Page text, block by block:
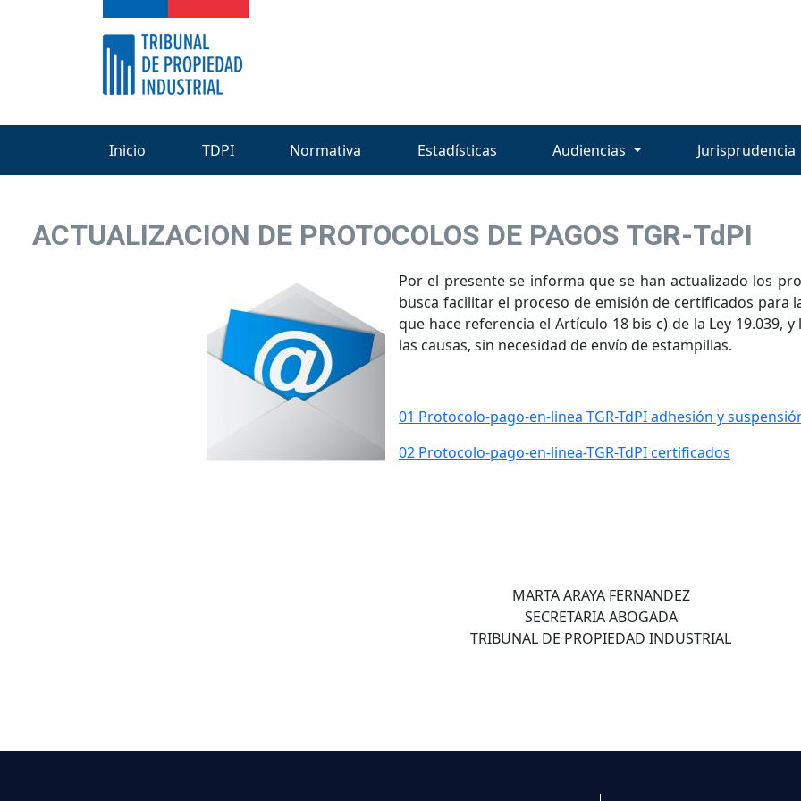
Inicio TDPI Normativa Estadísticas Audiencias Jurisprudencia
ACTUALIZACION DE PROTOCOLOS DE PAGOS TGR-TdPI
Por el presente se informa que se han actualizado los
busca facilitar el proceso de emisión de certificados para
que hace referencia el Artículo 18 bis c) de la Ley 19.039,
las causas, sin necesidad de envío de estampillas.
01 Protocolo-pago-en-linea TGR-TdPI adhesión y
02 Protocolo-pago-en-linea-TGR-TdPI certificados
MARTA ARAYA FERNANDEZ
SECRETARIA ABOGADA
TRIBUNAL DE PROPIEDAD INDUSTRIAL